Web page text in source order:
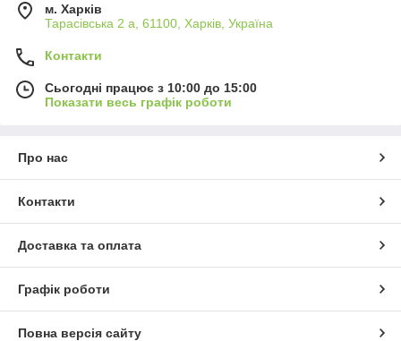
м. Харків
Тарасівська 2 а, 61100, Харків, Україна
Контакти
Сьогодні працює з 10:00 до 15:00
Показати весь графік роботи
Про нас
Контакти
Доставка та оплата
Графік роботи
Повна версія сайту